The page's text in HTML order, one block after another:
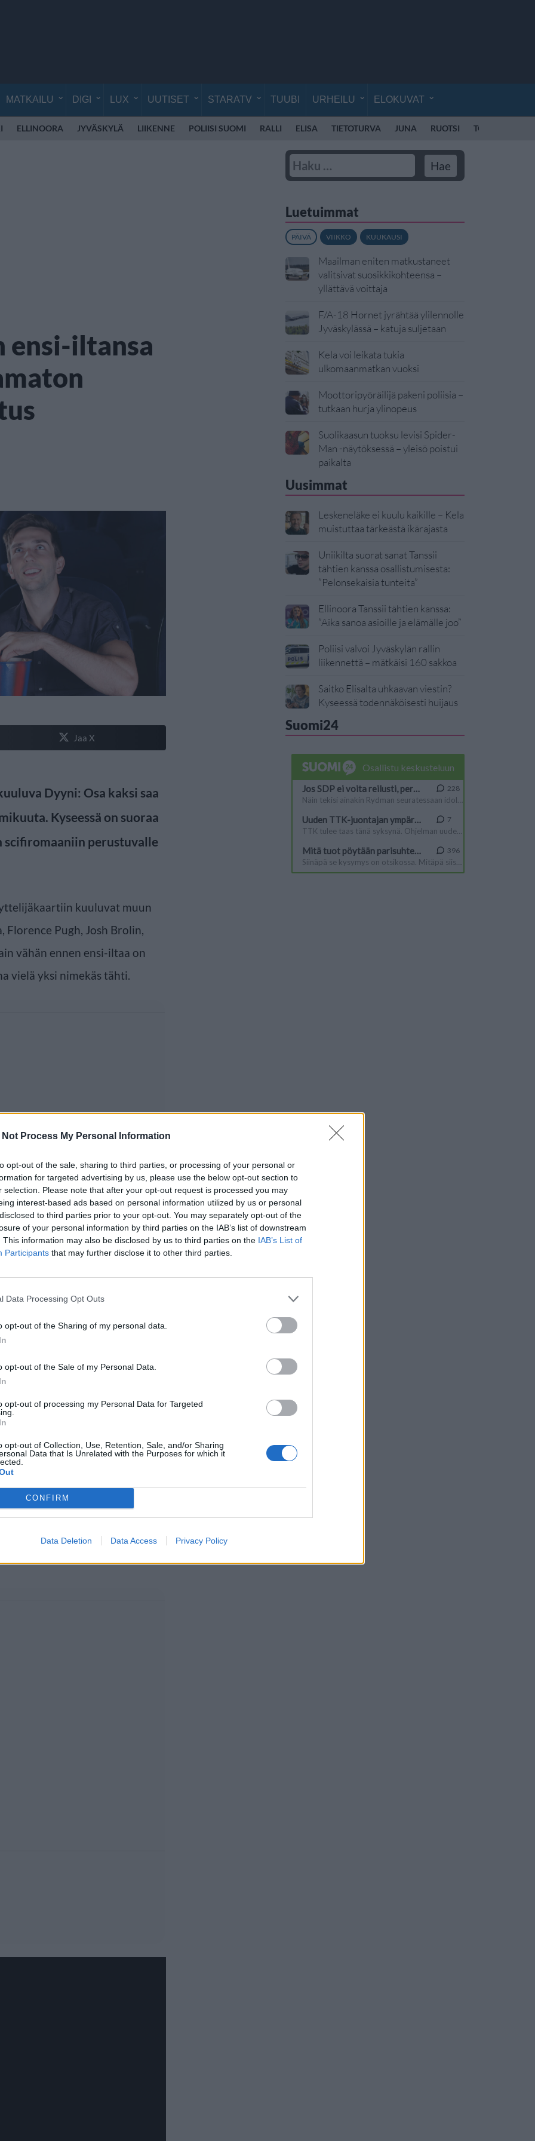
Not Process My Personal Information
opt-out of the sale, sharing to third parties, or processing of your personal or
for targeted advertising by us, please use the below opt-out section to
selection. Please note that after your opt-out request is processed you may
interest-based ads based on personal information utilized by us or personal
to third parties prior to your opt-out. You may separately opt-out of the
of your personal information by third parties on the IAB’s list of downstream
This information may also be disclosed by us to third parties on the IAB’s List of
Participants that may further disclose it to other third parties.
Data Processing Opt Outs
opt-out of the Sharing of my personal data.
opt-out of the Sale of my Personal Data.
opt-out of processing my Personal Data for Targeted
opt-out of Collection, Use, Retention, Sale, and/or Sharing
Data that Is Unrelated with the Purposes for which it
CONFIRM
Data Deletion Data Access Privacy Policy
MATKAILU DIGI LUX UUTISET STARATV TUUBI URHEILU ELOKUVAT
ELLINOORA JYVÄSKYLÄ LIIKENNE POLIISI SUOMI RALLI ELISA TIETOTURVA JUNA RUOTSI TORNIO
ensi-iltansa
Jaa X
Dyyni: Osa kaksi saa
Kyseessä on suoraa
scifiromaaniin perustuvalle
kuuluvat muun
Florence Pugh, Josh Brolin,
vähän ennen ensi-iltaa on
vielä yksi nimekäs tähti.
Taylor-Joy. Hänet tunnetaan
-sarjasta ja tulevasta
roolihahmon salassa, mutta
tarinaa.
osan tavoin ohjannut
hehkutusta saaneesta jatko-
Luetuimmat
PÄIVÄ VIIKKO KUUKAUSI
Maailman eniten matkustaneet
valitsivat suosikkikohteensa –
yllättävä voittaja
F/A-18 Hornet jyrähtää ylilennolle
Jyväskylässä – katuja suljetaan
Kela voi leikata tukia
ulkomaanmatkan vuoksi
Moottoripyöräilijä pakeni poliisia –
tutkaan hurja ylinopeus
Suolikaasun tuoksu levisi Spider-
Man -näytöksessä – yleisö poistui
paikalta
Uusimmat
Leskeneläke ei kuulu kaikille – Kela
muistuttaa tärkeästä ikärajasta
Uniikilta suorat sanat Tanssii
tähtien kanssa osallistumisesta:
”Pelonsekaisia tunteita”
Ellinoora Tanssii tähtien kanssa:
”Aika sanoa asioille ja elämälle joo”
Poliisi valvoi Jyväskylän rallin
liikennettä – mätkäisi 160 sakkoa
Saitko Elisalta uhkaavan viestin?
Kyseessä todennäköisesti huijaus
Suomi24